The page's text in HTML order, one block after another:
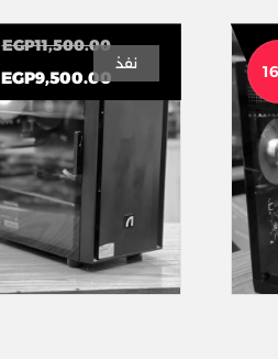
EGP11,500.00
EGP9,500.00
نفذ